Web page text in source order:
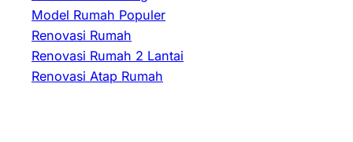
Model Rumah Populer
Renovasi Rumah
Renovasi Rumah 2 Lantai
Renovasi Atap Rumah